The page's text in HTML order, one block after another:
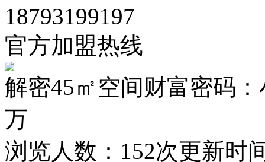
18793199197
官方加盟热线
解密45㎡空间财富密码
万
浏览人数： 152次更新时